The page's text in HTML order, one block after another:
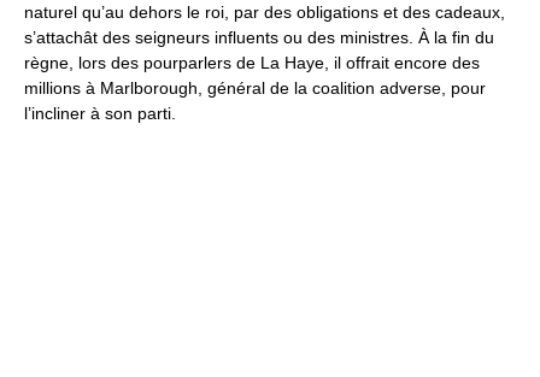
naturel qu’au dehors le roi, par des obligations et des cadeaux,
s’attachât des seigneurs influents ou des ministres. À la fin du
règne, lors des pourparlers de La Haye, il offrait encore des
millions à Marlborough, général de la coalition adverse, pour
l’incliner à son parti.